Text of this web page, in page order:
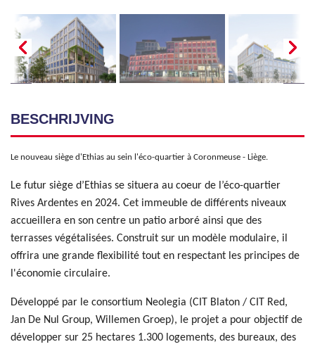
BESCHRIJVING
Le nouveau siège d'Ethias au sein l'éco-quartier à Coronmeuse - Liège.
Le futur siège d’Ethias se situera au coeur de l’éco-quartier
Rives Ardentes en 2024. Cet immeuble de différents niveaux
accueillera en son centre un patio arboré ainsi que des
terrasses végétalisées. Construit sur un modèle modulaire, il
offrira une grande flexibilité tout en respectant les principes de
l'économie circulaire.
Développé par le consortium Neolegia (CIT Blaton / CIT Red,
Jan De Nul Group, Willemen Groep), le projet a pour objectif de
développer sur 25 hectares 1.300 logements, des bureaux, des